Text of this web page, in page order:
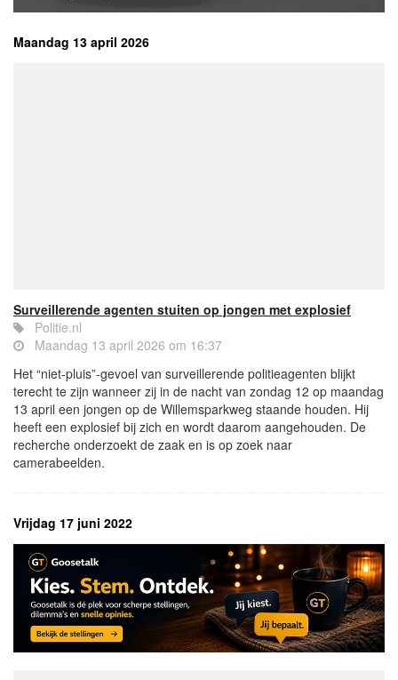
Maandag 13 april 2026
Surveillerende agenten stuiten op jongen met explosief
Politie.nl
Maandag 13 april 2026 om 16:37
Het “niet-pluis”-gevoel van surveillerende politieagenten blijkt
terecht te zijn wanneer zij in de nacht van zondag 12 op maandag
13 april een jongen op de Willemsparkweg staande houden. Hij
heeft een explosief bij zich en wordt daarom aangehouden. De
recherche onderzoekt de zaak en is op zoek naar
camerabeelden.
Vrijdag 17 juni 2022